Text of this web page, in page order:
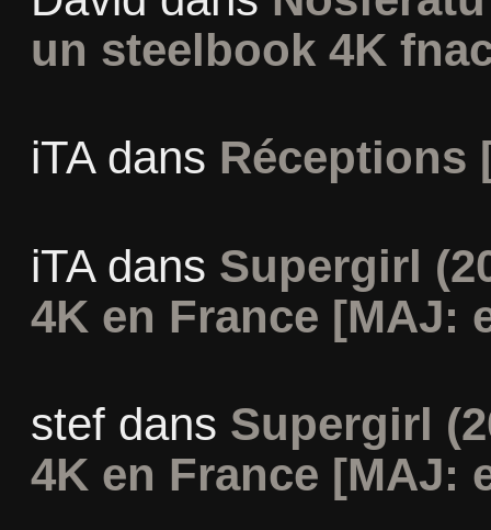
un steelbook 4K
iTAdans Réceptions
iTAdans Supergirl
4K en France [MAJ:
stefdans Supergirl
4K en France [MAJ: